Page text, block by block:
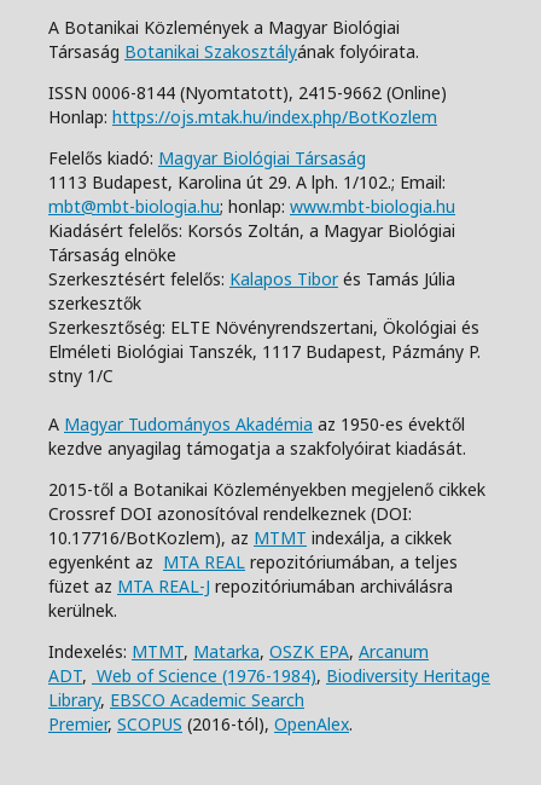
A Botanikai Közlemények a Magyar Biológiai
Társaság Botanikai Szakosztályának folyóirata.
ISSN 0006-8144 (Nyomtatott), 2415-9662 (Online)
Honlap: https://ojs.mtak.hu/index.php/BotKozlem
Felelős kiadó: Magyar Biológiai Társaság
1113 Budapest, Karolina út 29. A lph. 1/102.; Email:
mbt@mbt-biologia.hu; honlap: www.mbt-biologia.hu
Kiadásért felelős: Korsós Zoltán, a Magyar Biológiai
Társaság elnöke
Szerkesztésért felelős: Kalapos Tiborés Tamás Júlia
szerkesztők
Szerkesztőség: ELTE Növényrendszertani, Ökológiai és
Elméleti Biológiai Tanszék, 1117 Budapest, Pázmány P.
stny 1/C
A Magyar Tudományos Akadémia az 1950-es évektől
kezdve anyagilag támogatja a szakfolyóirat kiadását.
2015-től a Botanikai Közleményekben megjelenő cikkek
Crossref DOI azonosítóval rendelkeznek (DOI:
10.17716/BotKozlem), az MTMT indexálja, a cikkek
egyenként az MTA REAL repozitóriumában, a teljes
füzet az MTA REAL-J repozitóriumában archiválásra
kerülnek.
Indexelés: MTMT, Matarka, OSZK EPA, Arcanum
ADT, Web of Science (1976-1984), Biodiversity Heritage
Library, EBSCO Academic Search
Premier, SCOPUS (2016-tól), OpenAlex.